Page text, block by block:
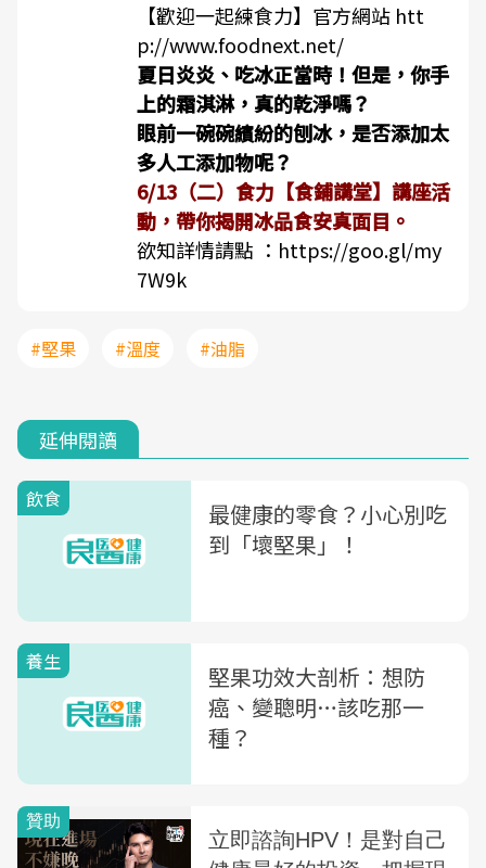
【歡迎一起練食力】官方網站 htt
p://www.foodnext.net/
夏日炎炎、吃冰正當時！但是，你手
上的霜淇淋，真的乾淨嗎？
眼前一碗碗繽紛的刨冰，是否添加太
多人工添加物呢？
6/13（二）食力【食鋪講堂】講座活
動，帶你揭開冰品食安真面目。
欲知詳情請點 ： https://goo.gl/my
7W9k
#堅果 #溫度 #油脂
延伸閱讀
飲食
最健康的零食？小心別吃
到「壞堅果」！
養生
堅果功效大剖析：想防
癌、變聰明…該吃那一
種？